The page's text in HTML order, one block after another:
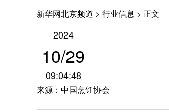
新华网北京频道 > 行业信息 > 正文
2024
10/29
09:04:48
来源：中国烹饪协会